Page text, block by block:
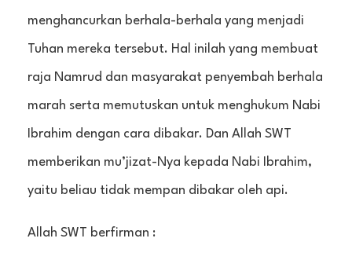
menghancurkan berhala-berhala yang menjadi
Tuhan mereka tersebut. Hal inilah yang membuat
raja Namrud dan masyarakat penyembah berhala
marah serta memutuskan untuk menghukum Nabi
Ibrahim dengan cara dibakar. Dan Allah SWT
memberikan mu’jizat-Nya kepada Nabi Ibrahim,
yaitu beliau tidak mempan dibakar oleh api.
Allah SWT berfirman :